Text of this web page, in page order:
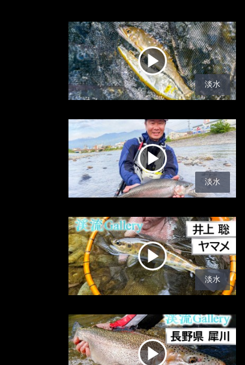
淡水
淡水
淡水